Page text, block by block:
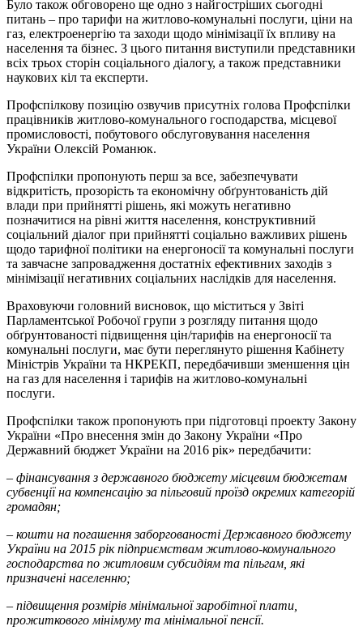
Було також обговорено ще одно з найгостріших сьогодні
питань – про тарифи на житлово-комунальні послуги, ціни на
газ, електроенергію та заходи щодо мінімізації їх впливу на
населення та бізнес. З цього питання виступили представники
всіх трьох сторін соціального діалогу, а також представники
наукових кіл та експерти.
Профспілкову позицію озвучив присутніх голова Профспілки
працівників житлово-комунального господарства, місцевої
промисловості, побутового обслуговування населення
України Олексій Романюк.
Профспілки пропонують перш за все, забезпечувати
відкритість, прозорість та економічну обґрунтованість дій
влади при прийнятті рішень, які можуть негативно
позначитися на рівні життя населення, конструктивний
соціальний діалог при прийнятті соціально важливих рішень
щодо тарифної політики на енергоносії та комунальні послуги
та завчасне запровадження достатніх ефективних заходів з
мінімізації негативних соціальних наслідків для населення.
Враховуючи головний висновок, що міститься у Звіті
Парламентської Робочої групи з розгляду питання щодо
обґрунтованості підвищення цін/тарифів на енергоносії та
комунальні послуги, має бути переглянуто рішення Кабінету
Міністрів України та НКРЕКП, передбачивши зменшення цін
на газ для населення і тарифів на житлово-комунальні
послуги.
Профспілки також пропонують при підготовці проекту Закону
України «Про внесення змін до Закону України «Про
Державний бюджет України на 2016 рік» передбачити:
– фінансування з державного бюджету місцевим бюджетам
субвенції на компенсацію за пільговий проїзд окремих категорій
громадян;
– кошти на погашення заборгованості Державного бюджету
України на 2015 рік підприємствам житлово-комунального
господарства по житловим субсидіям та пільгам, які
призначені населенню;
– підвищення розмірів мінімальної заробітної плати,
прожиткового мінімуму та мінімальної пенсії.